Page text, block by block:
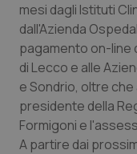
Edizioni
QS Pro
Professionisti
Abruzzo
QS Pro Gold
mesi dagli Istituti
dall'Azienda
pagamento on-line
di Lecco e alle
e Sondrio, oltre che
presidente della
Formigoni e
A partire dai